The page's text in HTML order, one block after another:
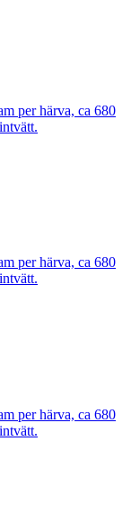
per härva, ca 680
per härva, ca 680
per härva, ca 680